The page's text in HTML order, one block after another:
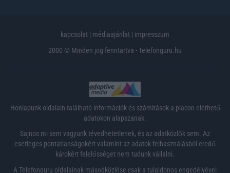
kapcsolat | médiaajánlat | impresszum
2000 © Minden jog fenntartva - Telefonguru.hu
Honlapunk oldalain található információk és számítások a piacon elérhető
adatokon alapszanak.
Sajnos mi sem vagyunk tévedhetetlenek, és az adatközlők sem. Az
esetleges pontatlanságokért valamint az adatok felhasználásból eredő
károkért felelősséget nem tudunk vállalni.
A Telefonguru oldalainak másodközlése csak a tulajdonos engedélyével